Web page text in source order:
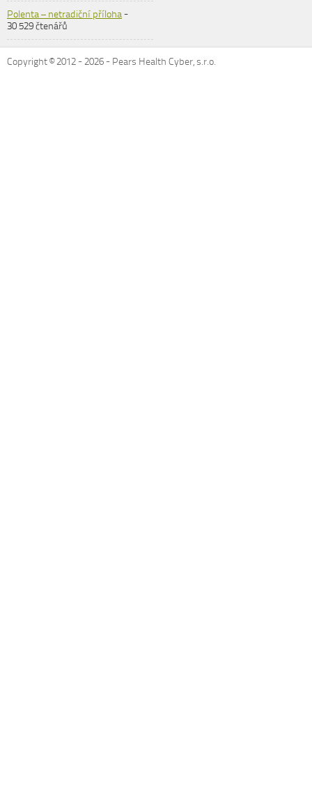
Polenta – netradiční příloha-
30 529 čtenářů
Copyright © 2012 -2026 - Pears Health Cyber, s.r.o.